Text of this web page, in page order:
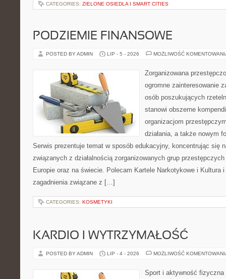
CATEGORIES: ZIELONE OSIEDLA I SMART CITIES
PODZIEMIE FINANSOWE
POSTED BY ADMIN LIP - 5 - 2026 MOŻLIWOŚĆ
Zorganizowana
ogromne zainteresowanie
osób poszukujących
stanowi obszerne
organizacjom
działania, a także nowym
Serwis prezentuje temat w sposób edukacyjny, koncentrując się
związanych z działalnością zorganizowanych grup
Europie oraz na świecie. Polecam Kartele Narkotykowe i Kultura
zagadnienia związane z […]
CATEGORIES: KOSMETYKI
KARDIO I WYTRZYMAŁOŚĆ
POSTED BY ADMIN LIP - 4 - 2026 MOŻLIWOŚĆ
Sport i aktywność